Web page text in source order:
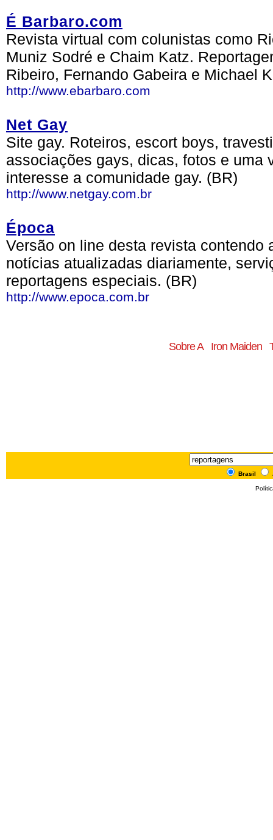
É Barbaro.com
Revista virtual com colunistas como
Muniz Sodré e Chaim Katz.
Ribeiro, Fernando Gabeira e Michael
http://www.ebarbaro.com
Net Gay
Site gay. Roteiros, escort boys,
associações gays, dicas, fotos e uma
interesse a comunidade gay. (BR)
http://www.netgay.com.br
Época
Versão on line desta revista contendo
notícias atualizadas diariamente,
reportagens especiais. (BR)
http://www.epoca.com.br
Sobre A Iron Maiden
Brasil